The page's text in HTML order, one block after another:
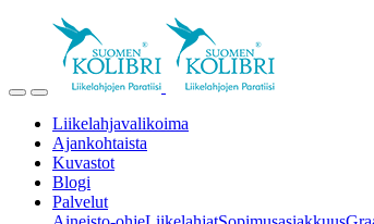
Liikelahjavalikoima
Ajankohtaista
Kuvastot
Blogi
Palvelut